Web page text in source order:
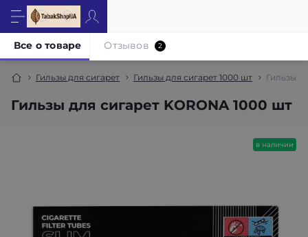
Гильзы для сигарет Гильзы для сигарет 1000 шт Гильзы
Гильзы для сигарет KORONA 1000 шт
Все о товаре Отзывов 2
в наличии